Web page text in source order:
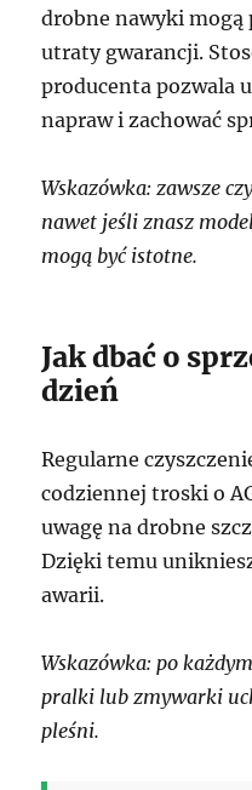
drobne nawyki mogą
utraty gwarancji.
producenta pozwala
napraw i zachować
Wskazówka: zawsze
nawet jeśli znasz
mogą być istotne.
Jak dbać o
dzień
Regularne
codziennej troski o
uwagę na drobne
Dzięki temu
awarii.
Wskazówka: po
pralki lub zmywarki
pleśni.